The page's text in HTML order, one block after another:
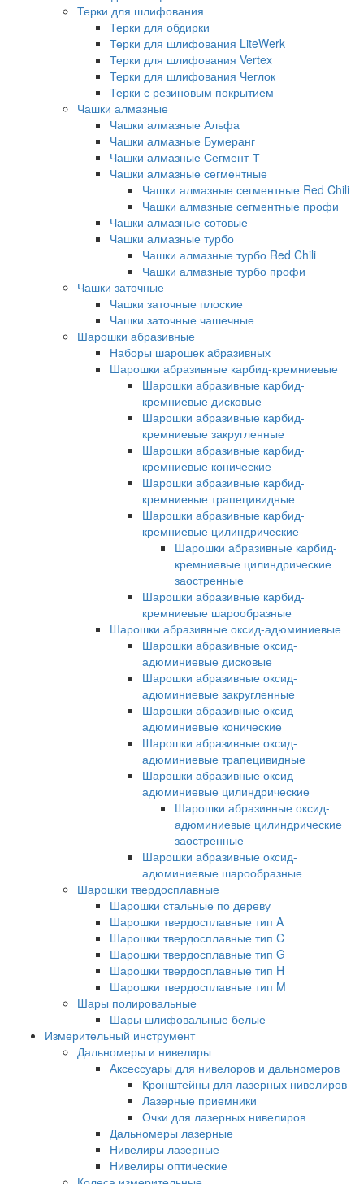
Терки для шлифования
Терки для обдирки
Терки для шлифования LiteWerk
Терки для шлифования Vertex
Терки для шлифования Чеглок
Терки с резиновым покрытием
Чашки алмазные
Чашки алмазные Альфа
Чашки алмазные Бумеранг
Чашки алмазные Сегмент-Т
Чашки алмазные сегментные
Чашки алмазные сегментные Red Chili
Чашки алмазные сегментные профи
Чашки алмазные сотовые
Чашки алмазные турбо
Чашки алмазные турбо Red Chili
Чашки алмазные турбо профи
Чашки заточные
Чашки заточные плоские
Чашки заточные чашечные
Шарошки абразивные
Наборы шарошек абразивных
Шарошки абразивные карбид-кремниевые
Шарошки абразивные карбид-
кремниевые дисковые
Шарошки абразивные карбид-
кремниевые закругленные
Шарошки абразивные карбид-
кремниевые конические
Шарошки абразивные карбид-
кремниевые трапецивидные
Шарошки абразивные карбид-
кремниевые цилиндрические
Шарошки абразивные карбид-
кремниевые цилиндрические
заостренные
Шарошки абразивные карбид-
кремниевые шарообразные
Шарошки абразивные оксид-адюминиевые
Шарошки абразивные оксид-
адюминиевые дисковые
Шарошки абразивные оксид-
адюминиевые закругленные
Шарошки абразивные оксид-
адюминиевые конические
Шарошки абразивные оксид-
адюминиевые трапецивидные
Шарошки абразивные оксид-
адюминиевые цилиндрические
Шарошки абразивные оксид-
адюминиевые цилиндрические
заостренные
Шарошки абразивные оксид-
адюминиевые шарообразные
Шарошки твердосплавные
Шарошки стальные по дереву
Шарошки твердосплавные тип A
Шарошки твердосплавные тип C
Шарошки твердосплавные тип G
Шарошки твердосплавные тип H
Шарошки твердосплавные тип M
Шары полировальные
Шары шлифовальные белые
Измерительный инструмент
Дальномеры и нивелиры
Аксессуары для нивелоров и дальномеров
Кронштейны для лазерных нивелиров
Лазерные приемники
Очки для лазерных нивелиров
Дальномеры лазерные
Нивелиры лазерные
Нивелиры оптические